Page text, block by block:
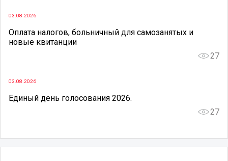
03.08.2026
Оплата налогов, больничный для самозанятых и
новые квитанции
27
03.08.2026
Единый день голосования 2026.
27